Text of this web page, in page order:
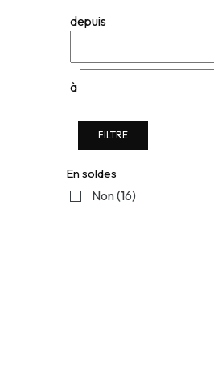
depuis
à
FILTRE
En soldes
Non(16)